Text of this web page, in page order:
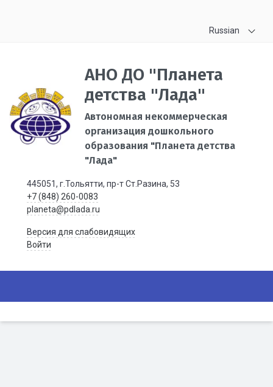
Russian
АНО ДО "Планета
детства "Лада"
Автономная некоммерческая
организация дошкольного
образования "Планета детства
"Лада"
445051, г.Тольятти, пр-т Ст.Разина, 53
+7 (848) 260-0083
planeta@pdlada.ru
Версия для слабовидящих
Войти